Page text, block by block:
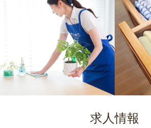
求人情報